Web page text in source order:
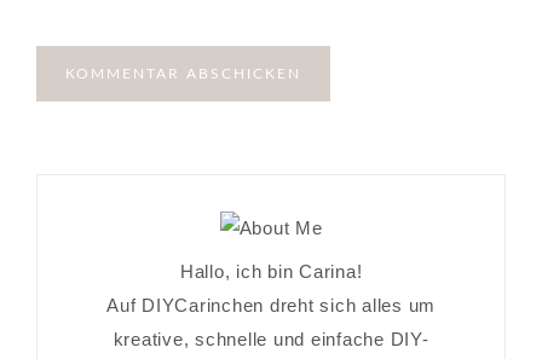
Hallo, ich bin Carina!
Auf DIYCarinchen dreht sich alles um
kreative, schnelle und einfache DIY-